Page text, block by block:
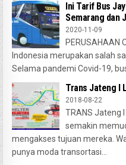
Ini Tarif Bus
Semarang dan
2020-11-09
PERUSAHAAN
Indonesia merupakan salah
Selama pandemi Covid-19, bus
Trans Jateng I
2018-08-22
TRANS Jateng
semakin
mengakses tujuan mereka.
punya moda transortasi...